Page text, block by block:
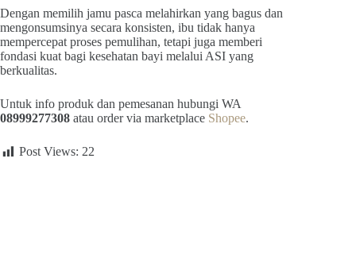
Dengan memilih jamu pasca melahirkan yang bagus dan
mengonsumsinya secara konsisten, ibu tidak hanya
mempercepat proses pemulihan, tetapi juga memberi
fondasi kuat bagi kesehatan bayi melalui ASI yang
berkualitas.
Untuk info produk dan pemesanan hubungi WA
08999277308 atau order via marketplace Shopee.
Post Views: 22